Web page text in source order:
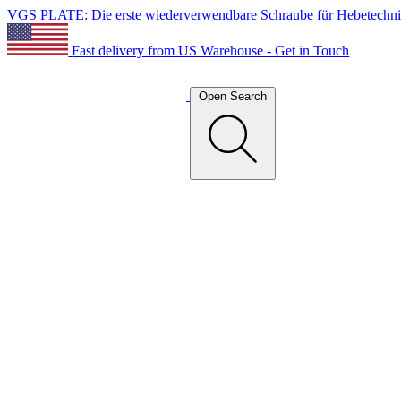
VGS PLATE: Die erste wiederverwendbare Schraube für
Fast delivery from US Warehouse - Get in Touch
Open Search